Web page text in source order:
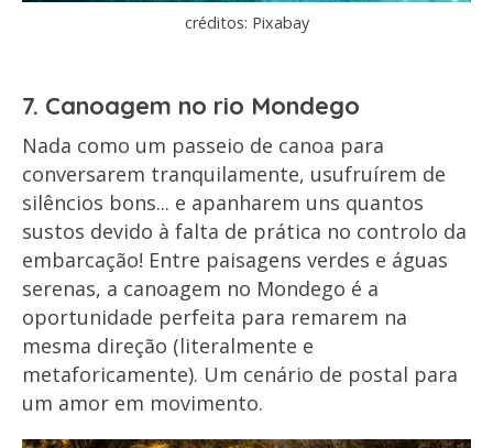
créditos: Pixabay
7. Canoagem no rio Mondego
Nada como um passeio de canoa para
conversarem tranquilamente, usufruírem de
silêncios bons... e apanharem uns quantos
sustos devido à falta de prática no controlo da
embarcação! Entre paisagens verdes e águas
serenas, a canoagem no Mondego é a
oportunidade perfeita para remarem na
mesma direção (literalmente e
metaforicamente). Um cenário de postal para
um amor em movimento.